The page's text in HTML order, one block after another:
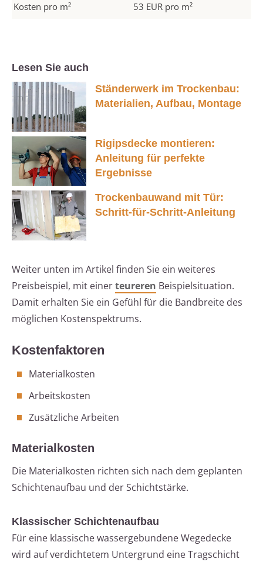
Kosten pro m² 53 EUR pro m²
Lesen Sie auch
Ständerwerk im Trockenbau:
Materialien, Aufbau, Montage
Rigipsdecke montieren:
Anleitung für perfekte
Ergebnisse
Trockenbauwand mit Tür:
Schritt-für-Schritt-Anleitung
Weiter unten im Artikel finden Sie ein weiteres
Preisbeispiel, mit einerteureren Beispielsituation.
Damit erhalten Sie ein Gefühl für die Bandbreite des
möglichen Kostenspektrums.
Kostenfaktoren
Materialkosten
Arbeitskosten
Zusätzliche Arbeiten
Materialkosten
Die Materialkosten richten sich nach dem geplanten
Schichtenaufbau und der Schichtstärke.
Klassischer Schichtenaufbau
Für eine klassische wassergebundene Wegedecke
wird auf verdichtetem Untergrund eine Tragschicht